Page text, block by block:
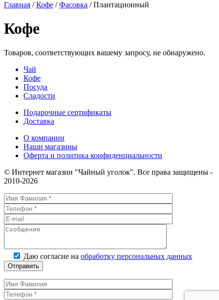
Главная /Кофе /Фасовка /Плантационный
Кофе
Товаров, соответствующих вашему запросу, не обнаружено.
Чай
Кофе
Посуда
Сладости
Подарочные сертификаты
Доставка
О компании
Наши магазины
Оферта и политика конфиденциальности
© Интернет магазин "Чайный уголок". Все права защищены -
2010-2026
Даю согласие на обработку персональных данных